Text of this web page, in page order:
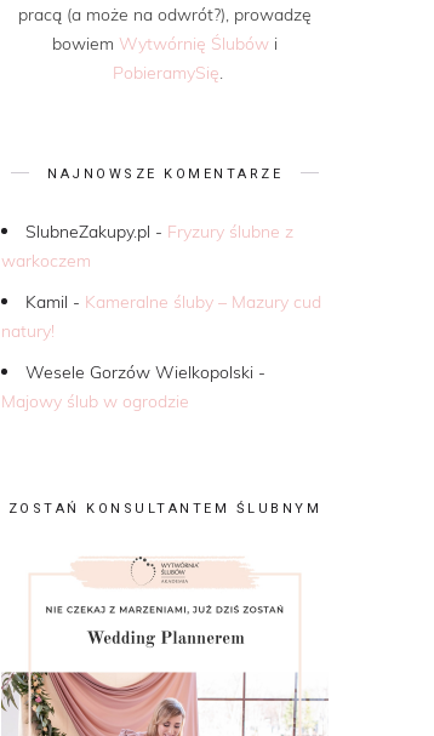
pracą (a może na odwrót?), prowadzę
bowiem Wytwórnię Ślubów i
PobieramySię
NAJNOWSZE KOMENTARZE
SlubneZakupy.pl - Fryzury ślubne z
warkoczem
Kamil - Kameralne śluby – Mazury cud
natury!
Wesele Gorzów Wielkopolski -
Majowy ślub w ogrodzie
ZOSTAŃ KONSULTANTEM ŚLUBNYM